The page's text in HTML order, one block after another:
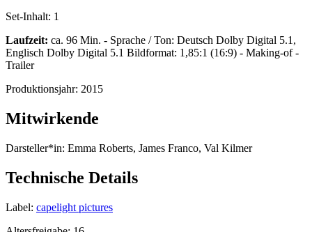
Set-Inhalt: 1
Laufzeit: ca. 96 Min. - Sprache / Ton: Deutsch Dolby Digital 5.1,
Englisch Dolby Digital 5.1 Bildformat: 1,85:1 (16:9) - Making-of -
Trailer
Produktionsjahr: 2015
Mitwirkende
Darsteller*in: Emma Roberts, James Franco, Val Kilmer
Technische Details
Label: capelight pictures